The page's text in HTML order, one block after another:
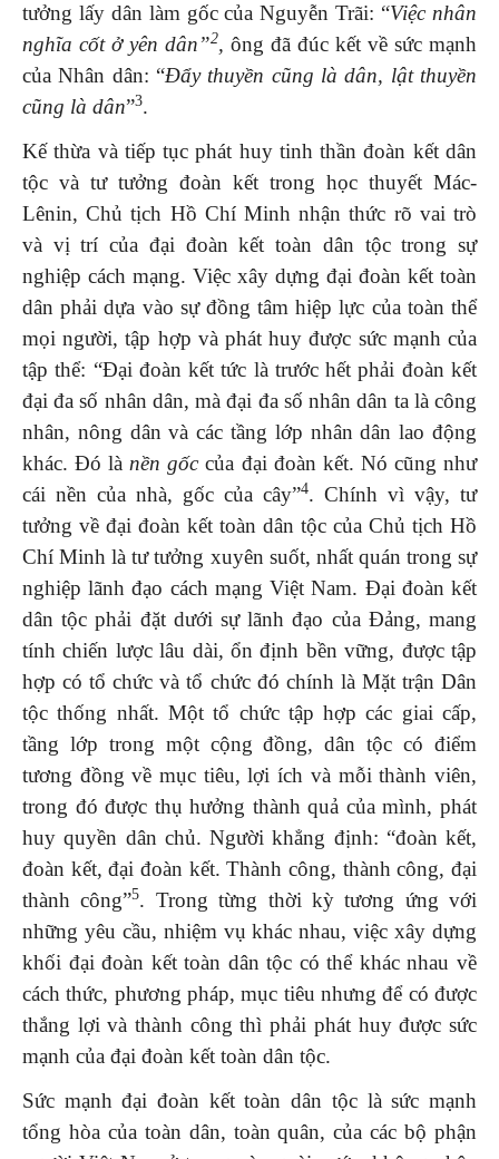
tưởng lấy dân làm gốc của Nguyễn Trãi: “Việc nhân
nghĩa cốt ở yên dân”2, ông đã đúc kết về sức mạnh
của Nhân dân: “Đẩy thuyền cũng là dân, lật thuyền
cũng là dân”3.
Kế thừa và tiếp tục phát huy tinh thần đoàn kết dân
tộc và tư tưởng đoàn kết trong học thuyết Mác-
Lênin, Chủ tịch Hồ Chí Minh nhận thức rõ vai trò
và vị trí của đại đoàn kết toàn dân tộc trong sự
nghiệp cách mạng. Việc xây dựng đại đoàn kết toàn
dân phải dựa vào sự đồng tâm hiệp lực của toàn thể
mọi người, tập hợp và phát huy được sức mạnh của
tập thể: “Đại đoàn kết tức là trước hết phải đoàn kết
đại đa số nhân dân, mà đại đa số nhân dân ta là công
nhân, nông dân và các tầng lớp nhân dân lao động
khác. Đó là nền gốc của đại đoàn kết. Nó cũng như
cái nền của nhà, gốc của cây”4. Chính vì vậy, tư
tưởng về đại đoàn kết toàn dân tộc của Chủ tịch Hồ
Chí Minh là tư tưởng xuyên suốt, nhất quán trong sự
nghiệp lãnh đạo cách mạng Việt Nam. Đại đoàn kết
dân tộc phải đặt dưới sự lãnh đạo của Đảng, mang
tính chiến lược lâu dài, ổn định bền vững, được tập
hợp có tổ chức và tổ chức đó chính là Mặt trận Dân
tộc thống nhất. Một tổ chức tập hợp các giai cấp,
tầng lớp trong một cộng đồng, dân tộc có điểm
tương đồng về mục tiêu, lợi ích và mỗi thành viên,
trong đó được thụ hưởng thành quả của mình, phát
huy quyền dân chủ. Người khẳng định: “đoàn kết,
đoàn kết, đại đoàn kết. Thành công, thành công, đại
thành công”5. Trong từng thời kỳ tương ứng với
những yêu cầu, nhiệm vụ khác nhau, việc xây dựng
khối đại đoàn kết toàn dân tộc có thể khác nhau về
cách thức, phương pháp, mục tiêu nhưng để có được
thắng lợi và thành công thì phải phát huy được sức
mạnh của đại đoàn kết toàn dân tộc.
Sức mạnh đại đoàn kết toàn dân tộc là sức mạnh
tổng hòa của toàn dân, toàn quân, của các bộ phận